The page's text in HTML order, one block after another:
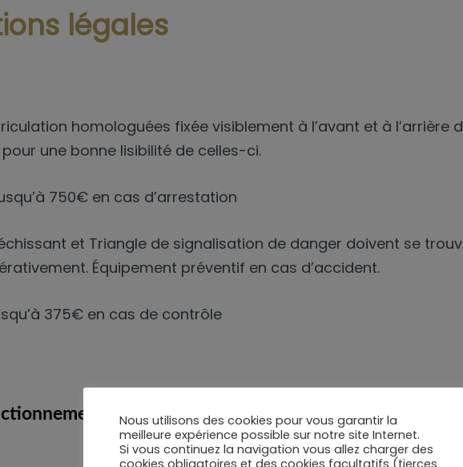
légales
homologuées fixée visiblement à l’avant et à l’arrière
une bonne lisibilité de celles-ci.
750€ en cas d’arrestation
et Triangle de signalisation de danger doivent se
Équipement préventif en cas d’accident.
375€ en cas de contrôle
et le bon réglage des éclairages et feux:
Nous utilisons des cookies pour vous garantir la
meilleure expérience possible sur notre site Internet.
Si vous continuez la navigation vous allez charger des
cookies obligatoires et des cookies facultatifs (tierces